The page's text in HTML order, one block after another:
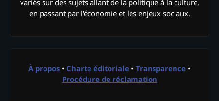
variés sur des sujets allant de la politique à la culture,
en passant par l'économie et les enjeux sociaux.
À propos • Charte éditoriale • Transparence •
Procédure de réclamation